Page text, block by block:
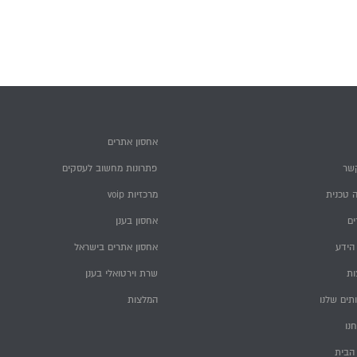
אחסון אתרים
פתרונות מחשוב לעסקים
מרכזיות voip
אחסון בענן
אחסון אתרים בישראל
שרת וירטואלי בענן
המלצות
טכנית
שלנו
הבית